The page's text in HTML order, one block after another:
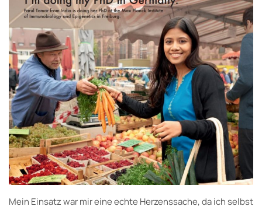
Mein Einsatz war mir eine echte Herzenssache, da ich selbst